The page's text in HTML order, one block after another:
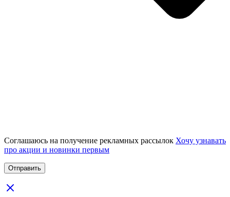
Соглашаюсь на получение рекламных рассылок Хочу узнавать
про акции и новинки первым